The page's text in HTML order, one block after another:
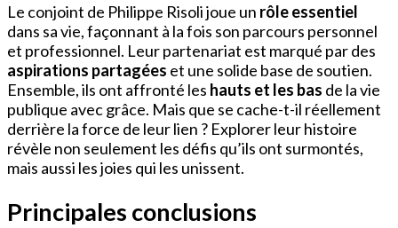
Le conjoint de Philippe Risoli joue un rôle essentiel
dans sa vie, façonnant à la fois son parcours personnel
et professionnel. Leur partenariat est marqué par des
aspirations partagées et une solide base de soutien.
Ensemble, ils ont affronté les hauts et les bas de la vie
publique avec grâce. Mais que se cache-t-il réellement
derrière la force de leur lien ? Explorer leur histoire
révèle non seulement les défis qu’ils ont surmontés,
mais aussi les joies qui les unissent.
Principales conclusions